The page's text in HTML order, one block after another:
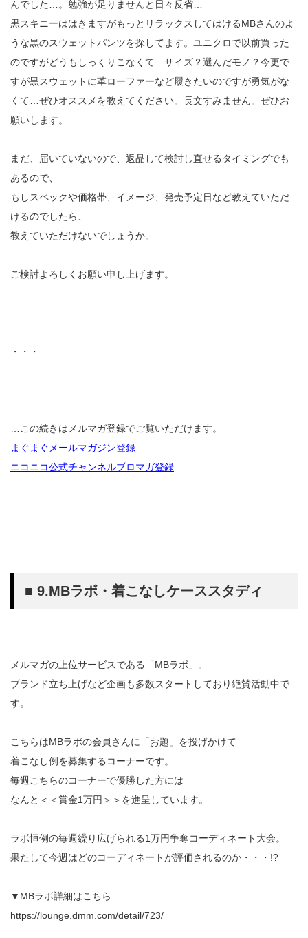
んでした…。勉強が足りませんと日々反省…
黒スキニーははきますがもっとリラックスしてはけるMBさんのよ
うな黒のスウェットパンツを探してます。ユニクロで以前買った
のですがどうもしっくりこなくて…サイズ？選んだモノ？今更で
すが黒スウェットに革ローファーなど履きたいのですが勇気がな
くて…ぜひオススメを教えてください。長文すみません。ぜひお
願いします。
まだ、届いていないので、返品して検討し直せるタイミングでも
あるので、
もしスペックや価格帯、イメージ、発売予定日など教えていただ
けるのでしたら、
教えていただけないでしょうか。
ご検討よろしくお願い申し上げます。
・・・
…この続きはメルマガ登録でご覧いただけます。
まぐまぐメールマガジン登録
ニコニコ公式チャンネルブロマガ登録
■ 9.MBラボ・着こなしケーススタディ
メルマガの上位サービスである「MBラボ」。
ブランド立ち上げなど企画も多数スタートしており絶賛活動中で
す。
こちらはMBラボの会員さんに「お題」を投げかけて
着こなし例を募集するコーナーです。
毎週こちらのコーナーで優勝した方には
なんと＜＜賞金1万円＞＞を進呈しています。
ラボ恒例の毎週繰り広げられる1万円争奪コーディネート大会。
果たして今週はどのコーディネートが評価されるのか・・・!?
▼MBラボ詳細はこちら
https://lounge.dmm.com/detail/723/